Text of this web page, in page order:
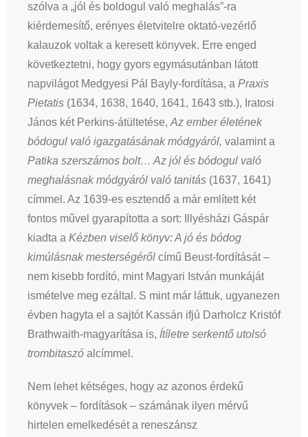
szólva a „jól és boldogul való meghalás”-ra
kiérdemesítő, erényes életvitelre oktató-vezérlő
kalauzok voltak a keresett könyvek. Erre enged
következtetni, hogy gyors egymásutánban látott
napvilágot Medgyesi Pál Bayly-fordítása, a Praxis
Pietatis (1634, 1638, 1640, 1641, 1643 stb.), Iratosi
János két Perkins-átültetése, Az ember életének
bódogul való igazgatásának módgyáról, valamint a
Patika szerszámos bolt… Az jól és bódogul való
meghalásnak módgyáról való tanitás (1637, 1641)
címmel. Az 1639-es esztendő a már említett két
fontos művel gyarapította a sort: Illyésházi Gáspár
kiadta a Kézben viselő könyv: A jó és bódog
kimúlásnak mesterségéről című Beust-fordítását –
nem kisebb fordító, mint Magyari István munkáját
ismételve meg ezáltal. S mint már láttuk, ugyanezen
évben hagyta el a sajtót Kassán ifjú Darholcz Kristóf
Brathwaith-magyarítása is, Ítíletre serkentő utolsó
trombitaszó alcímmel.
Nem lehet kétséges, hogy az azonos érdekű
könyvek – fordítások – számának ilyen mérvű
hirtelen emelkedését a reneszánsz